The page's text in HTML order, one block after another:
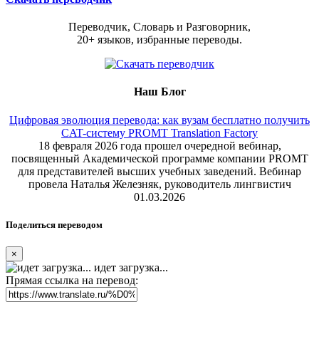
Переводчик, Словарь и Разговорник,
20+ языков, избранные переводы.
Наш Блог
Цифровая эволюция перевода: как вузам бесплатно получить
CAT-систему PROMT Translation Factory
18 февраля 2026 года прошел очередной вебинар,
посвященный Академической программе компании PROMT
для представителей высших учебных заведений. Вебинар
провела Наталья Железняк, руководитель лингвистич
01.03.2026
Поделиться переводом
×
идет загрузка...
Прямая ссылка на перевод: